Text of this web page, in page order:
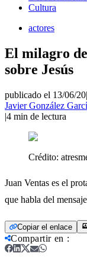
Cultura
actores
El milagro
sobre Jesús
publicado el 13/06/20|
Javier González
|4 min de lectura
Crédito:
Juan Ventas es el
que habla del
Copiar el enlace
Compartir en :